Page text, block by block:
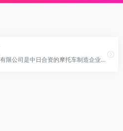
五羊-本田摩托（广州）有限公司是中日合资的摩托车制造企业，产品种类丰富，以优良的质量和新颖的款式受到市场的高度好评。